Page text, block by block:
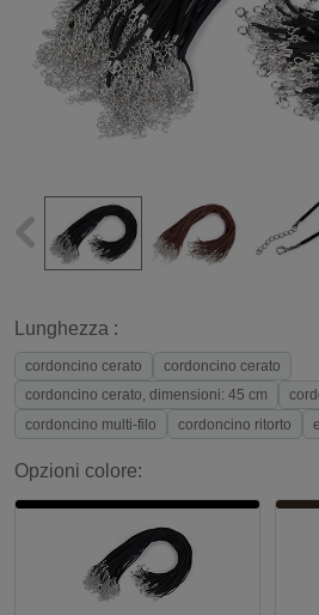
Lunghezza :
cordoncino cerato
cordoncino cerato
cordoncino cerato, dimensioni: 45 cm
cordoncino multi-filo
cordoncino ritorto
Opzioni colore: